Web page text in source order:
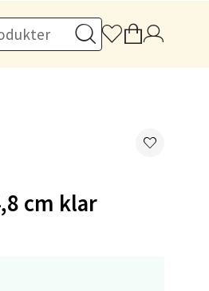
cm klar